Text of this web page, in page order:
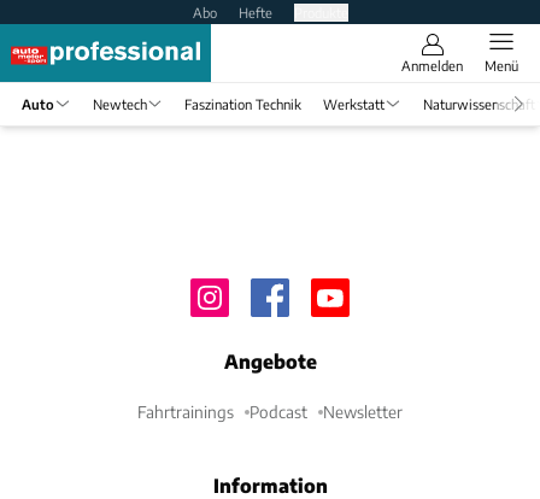
Abo Hefte
Anmelden Menü
Auto Newtech Faszination Technik Werkstatt Naturwissenschaft
Angebote
Fahrtrainings Podcast Newsletter
Information